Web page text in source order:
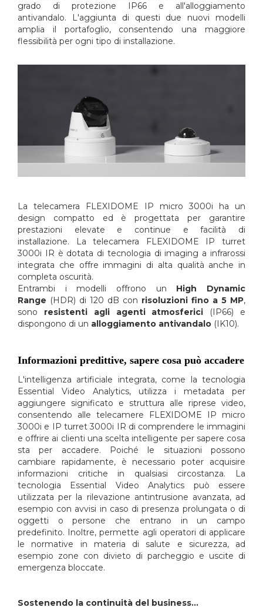
grado di protezione IP66 e all'alloggiamento
antivandalo. L'aggiunta di questi due nuovi modelli
amplia il portafoglio, consentendo una maggiore
flessibilità per ogni tipo di installazione.
La telecamera FLEXIDOME IP micro 3000i ha un
design compatto ed è progettata per garantire
prestazioni elevate e continue e facilità di
installazione. La telecamera FLEXIDOME IP turret
3000i IR è dotata di tecnologia di imaging a infrarossi
integrata che offre immagini di alta qualità anche in
completa oscurità.
Entrambi i modelli offrono un High Dynamic
Range (HDR) di 120 dB con risoluzioni fino a 5 MP,
sono resistenti agli agenti atmosferici
(IP66) e
dispongono di un alloggiamento antivandalo (IK10).
Informazioni predittive, sapere cosa può accadere
L'intelligenza artificiale integrata, come la tecnologia
Essential Video Analytics, utilizza i metadata per
aggiungere significato e struttura alle riprese video,
consentendo alle telecamere FLEXIDOME IP micro
3000i e IP turret 3000i IR di comprendere le immagini
e offrire ai clienti una scelta intelligente per sapere cosa
sta per accadere. Poiché le situazioni possono
cambiare rapidamente, è necessario poter acquisire
informazioni critiche in qualsiasi circostanza. La
tecnologia Essential Video Analytics può essere
utilizzata per la rilevazione antintrusione avanzata, ad
esempio con avvisi in caso di presenza prolungata o di
oggetti o persone che entrano in un campo
predefinito. Inoltre, permette agli operatori di applicare
le normative in materia di salute e sicurezza, ad
esempio zone con divieto di parcheggio e uscite di
emergenza bloccate.
Sostenendo la continuità del business...